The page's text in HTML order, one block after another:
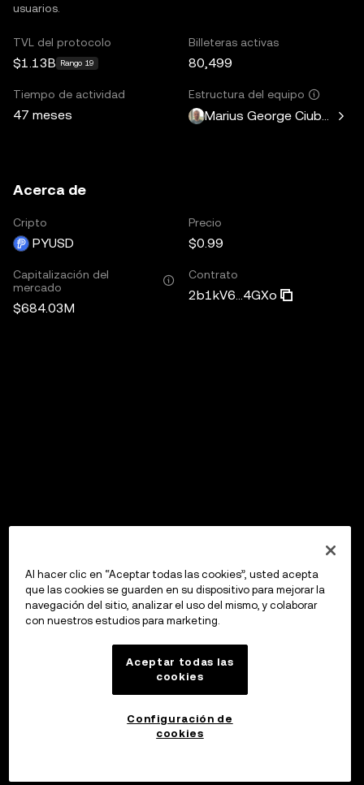
usuarios.
TVL del protocolo
$1.13B Rango 19
Billeteras activas
80,499
Tiempo de actividad
47 meses
Estructura del equipo
Marius George Ciubotariu
Acerca de
Cripto
PYUSD
Precio
$0.99
Capitalización del
mercado
$684.03M
Contrato
2b1kV6...4GXo
Al hacer clic en “Aceptar todas las cookies”, usted acepta
que las cookies se guarden en su dispositivo para mejorar la
navegación del sitio, analizar el uso del mismo, y colaborar
con nuestros estudios para marketing.
Aceptar todas las
cookies
Configuración de
cookies